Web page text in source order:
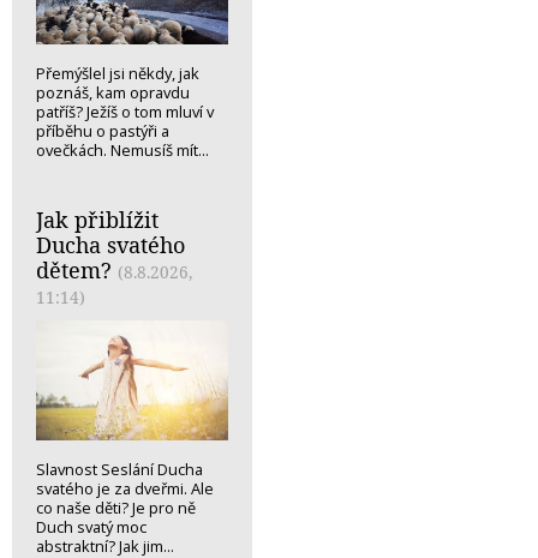
Přemýšlel jsi někdy, jak
poznáš, kam opravdu
patříš? Ježíš o tom mluví v
příběhu o pastýři a
ovečkách. Nemusíš mít...
Jak přiblížit
Ducha svatého
dětem? (8.8.2026,
11:14)
Slavnost Seslání Ducha
svatého je za dveřmi. Ale
co naše děti? Je pro ně
Duch svatý moc
abstraktní? Jak jim...